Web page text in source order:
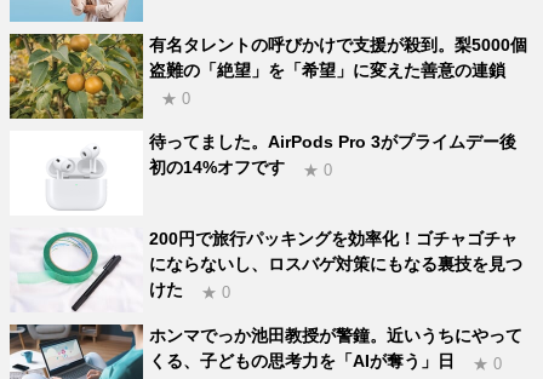
有名タレントの呼びかけで支援が殺到。梨5000個
盗難の「絶望」を「希望」に変えた善意の連鎖
★ 0
待ってました。AirPods Pro 3がプライムデー後
初の14%オフです
★ 0
200円で旅行パッキングを効率化！ゴチャゴチャ
にならないし、ロスバゲ対策にもなる裏技を見つ
けた
★ 0
ホンマでっか池田教授が警鐘。近いうちにやって
くる、子どもの思考力を「AIが奪う」日
★ 0